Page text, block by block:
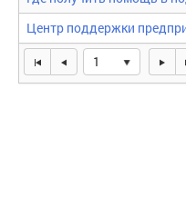
Центр поддержки
1